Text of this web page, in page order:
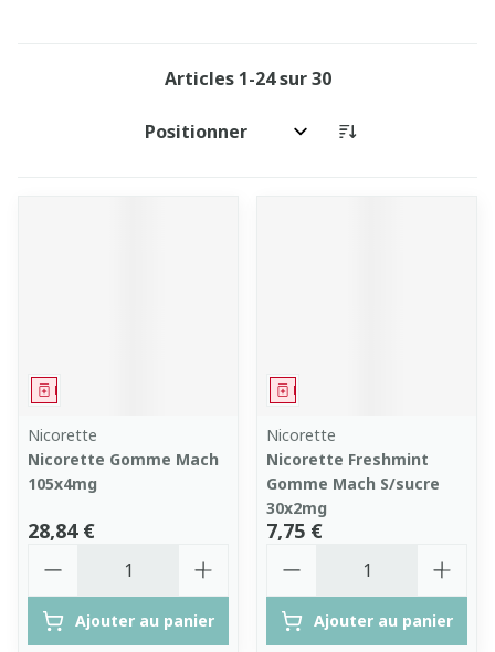
Articles 1-24sur30
Trier par:
Médicament
Nicorette
Nicorette Gomme Mach
105x4mg
28,84 €
Ajouter au panier
Médicament
Nicorette
Nicorette Freshmint
Gomme Mach S/sucre
30x2mg
7,75 €
Ajouter au panier